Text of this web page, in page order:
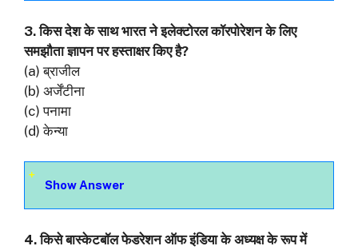
3. किस देश के साथ भारत ने इलेक्टोरल कॉरपोरेशन के लिए
समझौता ज्ञापन पर हस्ताक्षर किए है?
(a) ब्राजील
(b) अर्जेंटीना
(c) पनामा
(d) केन्या
Show Answer
4. किसे बास्केटबॉल फेडरेशन ऑफ इंडिया के अध्यक्ष के रूप में